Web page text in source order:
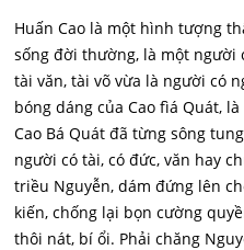
Huấn Cao là một hình tượng
sống đời thường, là một người
tài văn, tài võ vừa là người có
bóng dáng của Cao fìá Quát,
Cao Bá Quát đã từng sông
người có tài, có đức, văn hay
triều Nguyễn, dám đứng lên
kiến, chống lại bọn cường
thôi nát, bí ổi. Phải chăng